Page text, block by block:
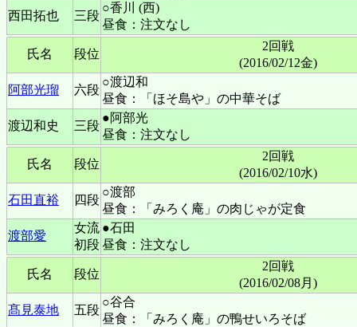
西田拓也
三段
○香川 (西)
昼食：注文なし
氏名 段位
2回戦
(2016/02/12金)
阿部光瑠
六段
○渡辺和
昼食：「ほそ島や」の中華そば
渡辺和史
三段
●阿部光
昼食：注文なし
氏名 段位
2回戦
(2016/02/10水)
石田直裕
四段
○渡部
昼食：「みろく庵」の肉じゃが定食
渡部愛
女流
初段
●石田
昼食：注文なし
氏名 段位
2回戦
(2016/02/08月)
髙見泰地
五段
○谷合
昼食：「みろく庵」の鴨せいろそば